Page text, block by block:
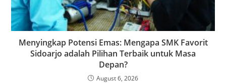
Menyingkap Potensi Emas: Mengapa SMK Favorit
Sidoarjo adalah Pilihan Terbaik untuk Masa
Depan?
August 6, 2026